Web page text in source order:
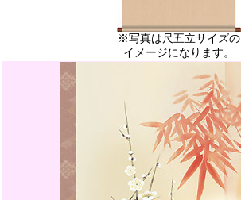
※写真は尺五立サイズの
イメージになります。